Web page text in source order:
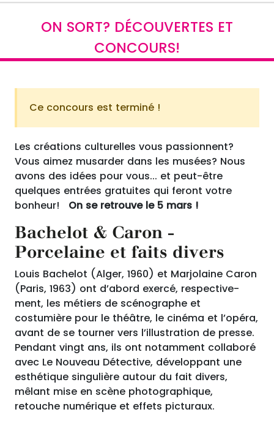
ON SORT? DÉCOUVERTES ET
CONCOURS!
Ce concours est terminé !
Les créations culturelles vous passionnent?
Vous aimez musarder dans les musées? Nous
avons des idées pour vous... et peut-être
quelques entrées gratuites qui feront votre
bonheur! On se retrouve le 5 mars !
Bachelot & Caron -
Porcelaine et faits divers
Louis Bachelot (Alger, 1960) et Marjolaine Caron
(Paris, 1963) ont d’abord exercé, respec­tive­
ment, les métiers de scénographe et
costumière pour le théâtre, le cinéma et l’opéra,
avant de se tourner vers l’illustration de presse.
Pendant vingt ans, ils ont notamment collaboré
avec Le Nouveau Détective, développant une
esthétique singulière autour du fait divers,
mêlant mise en scène pho­tographique,
retouche numérique et effets picturaux.